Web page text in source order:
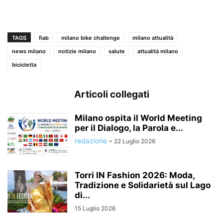
TAGS fiab milano bike challenge
milano attualità
news milano
notizie milano salute
attualità milano
bicicletta
Articoli collegati
Milano ospita il World Meeting
per il Dialogo, la Parola e...
redazione - 22 Luglio 2026
Torri IN Fashion 2026: Moda,
Tradizione e Solidarietà sul Lago
di...
15 Luglio 2026